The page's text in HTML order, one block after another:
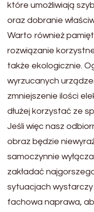
które umożliwiają
oraz dobranie
Warto również
rozwiązanie
także ekologicznie.
wyrzucanych
zmniejszenie ilości
dłużej korzystać ze
Jeśli więc nasz
obraz będzie
samoczynnie
zakładać
sytuacjach
fachowa naprawa,